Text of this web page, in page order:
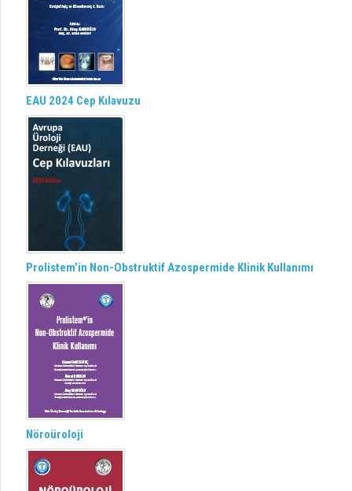
EAU 2024 Cep Kılavuzu
Prolistem’in Non-Obstruktif Azospermide Klinik Kullanımı
Nöroüroloji